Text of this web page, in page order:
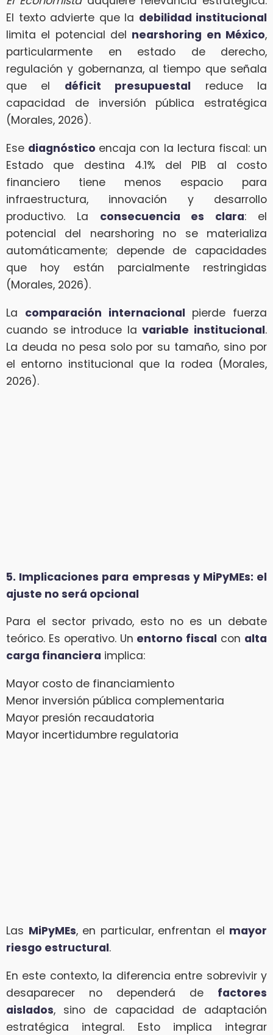
El texto advierte que la debilidad institucional
limita el potencial del nearshoring en México,
particularmente en estado de derecho,
regulación y gobernanza, al tiempo que señala
que el déficit presupuestal reduce la
capacidad de inversión pública estratégica
(Morales, 2026).
Ese diagnóstico encaja con la lectura fiscal: un
Estado que destina 4.1% del PIB al costo
financiero tiene menos espacio para
infraestructura, innovación y desarrollo
productivo. La consecuencia es clara: el
potencial del nearshoring no se materializa
automáticamente; depende de capacidades
que hoy están parcialmente restringidas
(Morales, 2026).
La comparación internacional pierde fuerza
cuando se introduce lavariable institucional.
La deuda no pesa solo por su tamaño, sino por
el entorno institucional que la rodea (Morales,
2026).
5. Implicaciones para empresas y MiPyMEs: el
ajuste no será opcional
Para el sector privado, esto no es un debate
teórico. Es operativo. Un entorno fiscal con alta
carga financiera implica:
Mayor costo de financiamiento
Menor inversión pública complementaria
Mayor presión recaudatoria
Mayor incertidumbre regulatoria
Las MiPyMEs, en particular, enfrentan el mayor
riesgo estructural.
En este contexto, la diferencia entre sobrevivir y
desaparecer no dependerá de factores
aislados, sino de capacidad de adaptación
estratégica integral. Esto implica integrar